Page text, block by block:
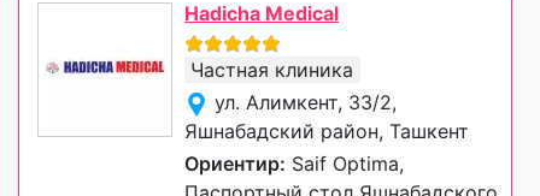
Hadicha Medical
Частная клиника
ул. Алимкент, 33/2,
Яшнабадский район, Ташкент
Ориентир: Saif Optima,